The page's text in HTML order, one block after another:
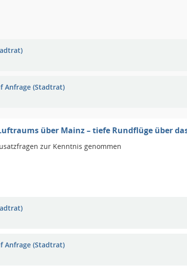
Anfrage (Stadtrat)
über Mainz – tiefe Rundflüge über
zur Kenntnis genommen
Anfrage (Stadtrat)